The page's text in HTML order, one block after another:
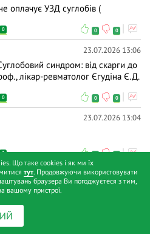
оплачує УЗД суглобів (
0 0 0
23.07.2026 13:06
синдром: від скарги до
лікар-ревматолог Єгудіна Є.Д.
0 0 0
23.07.2026 13:04
0
23.07.2026 13:04
Що таке cookies і як ми їх
тут. Продовжуючи використовувати
браузера Ви погоджуєтеся з тим,
вашому пристрої.